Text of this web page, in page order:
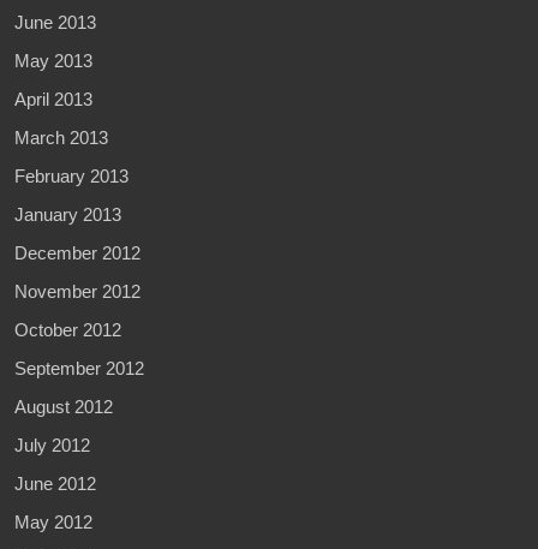
June 2013
May 2013
April 2013
March 2013
February 2013
January 2013
December 2012
November 2012
October 2012
September 2012
August 2012
July 2012
June 2012
May 2012